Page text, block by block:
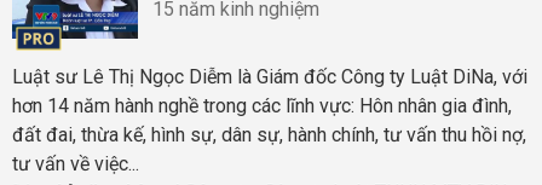
15 năm kinh nghiệm
Luật sư Lê Thị Ngọc Diễm là Giám đốc Công ty Luật DiNa, với
hơn 14 năm hành nghề trong các lĩnh vực: Hôn nhân gia đình,
đất đai, thừa kế, hình sự, dân sự, hành chính, tư vấn thu hồi nợ,
tư vấn về việc...